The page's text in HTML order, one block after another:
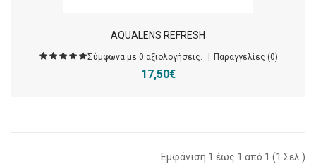
AQUALENS REFRESH
Σύμφωνα με 0 αξιολογήσεις. Παραγγελίες (0)
17,50€
Εμφάνιση 1 έως 1 από 1 (1 Σελ.)